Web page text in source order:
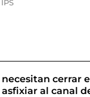
cerrar
al canal